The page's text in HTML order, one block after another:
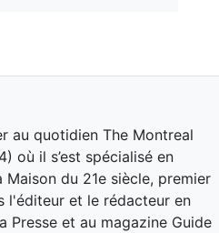
au quotidien The Montreal
où il s’est spécialisé en
du 21e siècle, premier
l'éditeur et le rédacteur en
Presse et au magazine Guide